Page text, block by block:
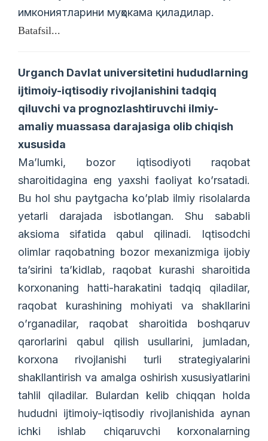
имкониятларини муҳокама қиладилар.
Batafsil...
Urganch Davlat universitetini hududlarning
ijtimoiy-iqtisodiy rivojlanishini tadqiq
qiluvchi va prognozlashtiruvchi ilmiy-
amaliy muassasa darajasiga olib chiqish
xususida
Ma’lumki, bozor iqtisodiyoti raqobat
sharoitidagina eng yaxshi faoliyat ko’rsatadi.
Bu hol shu paytgacha ko’plab ilmiy risolalarda
yetarli darajada isbotlangan. Shu sababli
aksioma sifatida qabul qilinadi. Iqtisodchi
olimlar raqobatning bozor mexanizmiga ijobiy
ta’sirini ta’kidlab, raqobat kurashi sharoitida
korxonaning hatti-harakatini tadqiq qiladilar,
raqobat kurashining mohiyati va shakllarini
o’rganadilar, raqobat sharoitida boshqaruv
qarorlarini qabul qilish usullarini, jumladan,
korxona rivojlanishi turli strategiyalarini
shakllantirish va amalga oshirish xususiyatlarini
tahlil qiladilar. Bulardan kelib chiqqan holda
hududni ijtimoiy-iqtisodiy rivojlanishida aynan
ichki ishlab chiqaruvchi korxonalarning